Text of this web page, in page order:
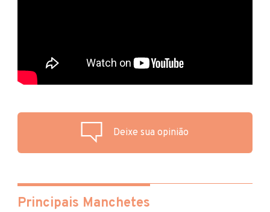
Deixe sua opinião
Principais Manchetes